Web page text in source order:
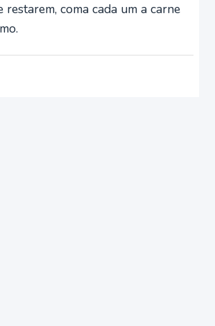
restarem, coma cada um a carne